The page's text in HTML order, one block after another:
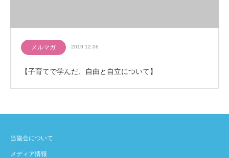
メルマガ 2019.12.06
【子育てで学んだ、自由と自立について】
当協会について
メディア情報